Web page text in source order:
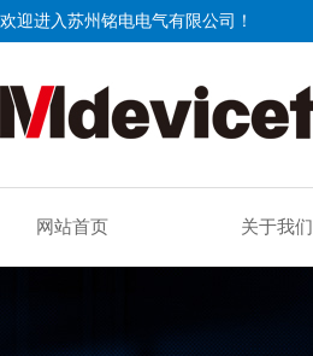
欢迎进入苏州铭电电气有限公司！
网站首页 关于我们